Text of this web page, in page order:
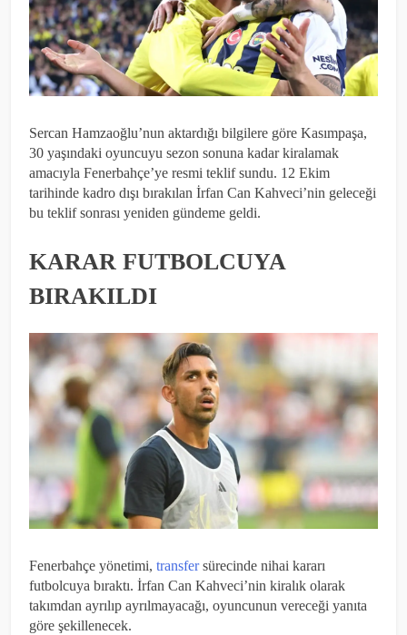
Sercan Hamzaoğlu’nun aktardığı bilgilere göre Kasımpaşa,
30 yaşındaki oyuncuyu sezon sonuna kadar kiralamak
amacıyla Fenerbahçe’ye resmi teklif sundu. 12 Ekim
tarihinde kadro dışı bırakılan İrfan Can Kahveci’nin geleceği
bu teklif sonrası yeniden gündeme geldi.
KARAR FUTBOLCUYA
BIRAKILDI
Fenerbahçe yönetimi, transfersürecinde nihai kararı
futbolcuya bıraktı. İrfan Can Kahveci’nin kiralık olarak
takımdan ayrılıp ayrılmayacağı, oyuncunun vereceği yanıta
göre şekillenecek.